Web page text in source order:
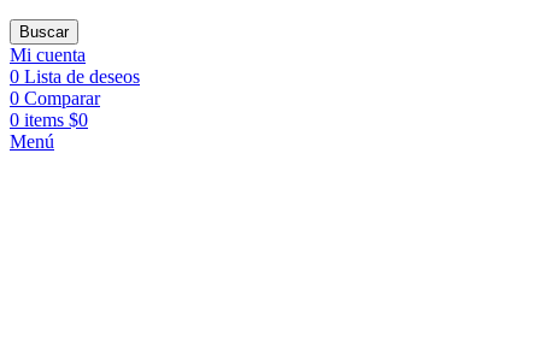
Buscar
Mi cuenta
0 Lista de deseos
0 Comparar
0 items $0
Menú